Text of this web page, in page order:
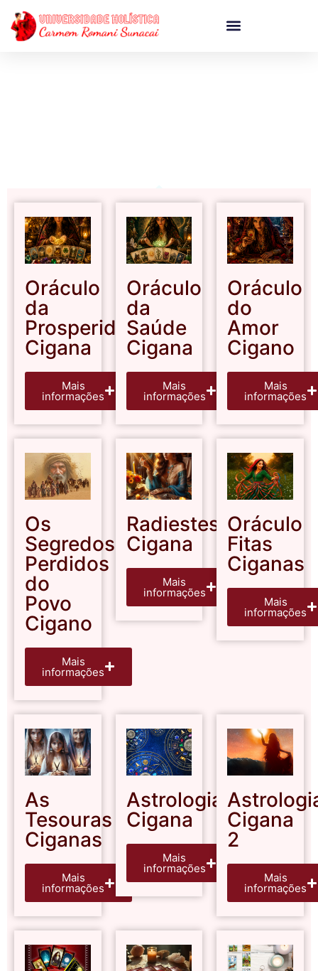
Oráculo
da
Prosperidade
Cigana
Mais
informações
Oráculo
da
Saúde
Cigana
Mais
informações
Oráculo
do
Amor
Cigano
Mais
informações
Os
Segredos
Perdidos
do
Povo
Cigano
Mais
informações
Radiestesia
Cigana
Mais
informações
Oráculo
Fitas
Ciganas
Mais
informações
As
Tesouras
Ciganas
Mais
informações
Astrologia
Cigana
Mais
informações
Cigana
2
Mais
informações